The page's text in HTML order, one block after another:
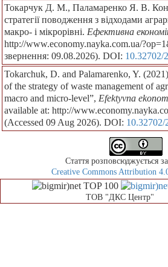
Токарчук Д. М., Паламаренко Я. В.
стратегії поводження з відходами
макро- і мікрорівні. Ефективна
http://www.economy.nayka.com.ua/
звернення: 09.08.2026). DOI: 10.32702/
Tokarchuk, D. and Palamarenko, Y.
of the strategy of waste management of
macro and micro-level”, Efektyvna
available at: http://
(Accessed 09 Aug 2026). DOI: 10.32702/
Стаття розповсюджується
Creative Commons Attribution
ТОВ "ДКС Центр"